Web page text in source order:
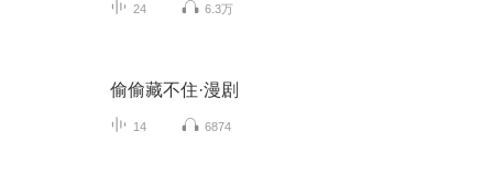
24 6.3万
偷偷藏不住·漫剧
14 6874